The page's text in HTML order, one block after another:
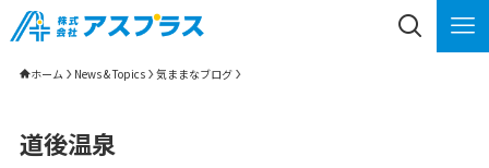
ホーム News & Topics 気ままなブログ
道後温泉